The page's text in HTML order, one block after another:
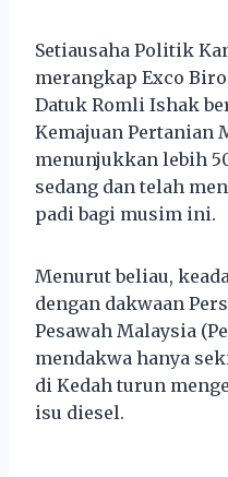
Setiausaha Politik
merangkap Exco
Datuk Romli Ishak
Kemajuan Pertanian
menunjukkan lebih
sedang dan telah
padi bagi musim ini.
Menurut beliau,
dengan dakwaan
Pesawah Malaysia
mendakwa hanya
di Kedah turun
isu diesel.